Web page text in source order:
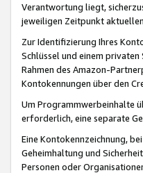
Verantwortung liegt,
jeweiligen Zeitpunkt
Zur Identifizierung Ihres
Schlüssel und einem
Rahmen des Amazon-
Kontokennungen über den
Um Programmwerbeinhalte
erforderlich, eine separate
Eine Kontokennzeichnung,
Geheimhaltung und
Personen oder